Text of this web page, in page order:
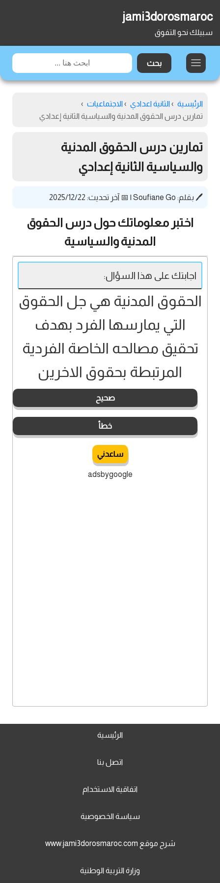
jami3dorosmaroc
سبيلك نحو التفوق
الرئيسية › الثانية اعدادي › الاجتماعيات ›
تمارين درس الحقوق المدنية والسياسية الثانية إعدادي
تمارين درس الحقوق المدنية
والسياسية الثانية إعدادي
🖊️ بقلم: Soufiane Go
| 📅 آخر تحديث: 2025/12/22
اختبر معلوماتك حول درس الحقوق
المدنية والسياسية
اجابتك على هذا السؤال:
الحقوق المدنية هي جل الحقوق
التي يمارسها الفرد بهدف
تحقيق مصالحه الخاصة الفردية
المرتبطة بحقوق الاخرين
صحيح
خطأ
ساعدني
adsbygoogle
الرئيسية
اتصل بنا
اتفاقية الاستخدام
سياسة الخصوصية
شرح موقع www.jami3dorosmaroc.com
وزارة التربية الوطنية